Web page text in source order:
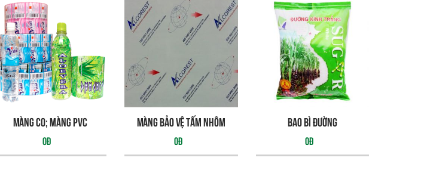
Màng co; màng pvc
0đ
Màng bảo vệ tấm nhôm
0đ
bao bì đường
0đ